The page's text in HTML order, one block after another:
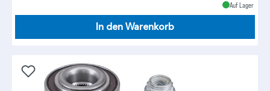
Auf Lager
In den Warenkorb